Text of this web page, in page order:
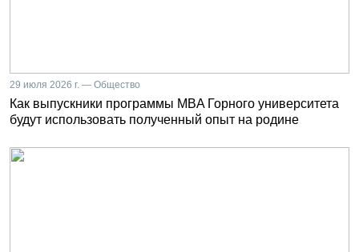
29 июля 2026 г. — Общество
Как выпускники программы MBA Горного университета
будут использовать полученный опыт на родине